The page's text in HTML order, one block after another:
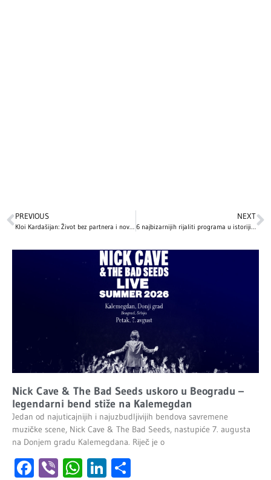
PREVIOUS
Kloi Kardašijan: Život bez partnera i nova perspektiva o ljubavi
NEXT
6 najbizarnijih rijaliti programa u istoriji televizije
Nick Cave & The Bad Seeds uskoro u Beogradu –
legendarni bend stiže na Kalemegdan
Jedan od najuticajnijih i najuzbudljivijih bendova savremene
muzičke scene, Nick Cave & The Bad Seeds, nastupiće 7. augusta
na Donjem gradu Kalemegdana. Riječ je o
Facebook
ViberWhatsApp
LinkedIn